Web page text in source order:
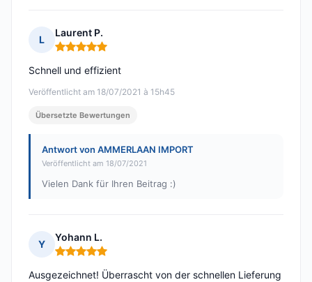
L
Laurent P.
Hinweis: 5 von 5
Veröffentlicht am 18/07/2021 à 15h45
Schnell und effizient
Übersetzte Bewertungen
Antwort von AMMERLAAN IMPORT
Veröffentlicht am 18/07/2021
Vielen Dank für Ihren Beitrag :)
Y
Yohann L.
Hinweis: 5 von 5
Ausgezeichnet! Überrascht von der schnellen Lieferung